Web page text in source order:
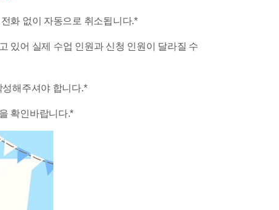
화 없이 자동으로 취소됩니다.*
있어 실제 수업 인원과 신청 인원이 달라질 수
해주셔야 합니다.*​
확인바랍니다.*​